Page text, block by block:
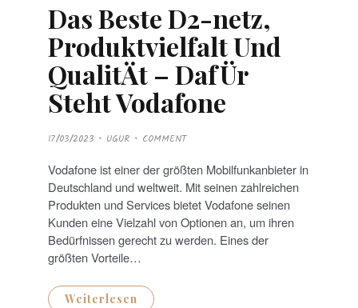
Das Beste D2-netz,
Produktvielfalt Und
QualitÄt – DafÜr
Steht Vodafone
P
O
T
E
D
O
N
17/03/2023 UGUR COMMENT
Vodafone ist einer der größten Mobilfunkanbieter in
Deutschland und weltweit. Mit seinen zahlreichen
Produkten und Services bietet Vodafone seinen
Kunden eine Vielzahl von Optionen an, um ihren
Bedürfnissen gerecht zu werden. Eines der
größten Vorteile…
Weiterlesen